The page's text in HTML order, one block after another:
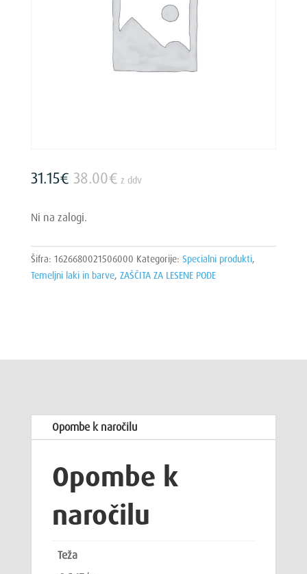
31.15€ 38.00€ z ddv
Ni na zalogi.
Šifra: 1626680021506000 Kategorije: Specialni produkti,
Temeljni laki in barve, ZAŠČITA ZA LESENE PODE
Opombe k naročilu
Opombe k
naročilu
Teža